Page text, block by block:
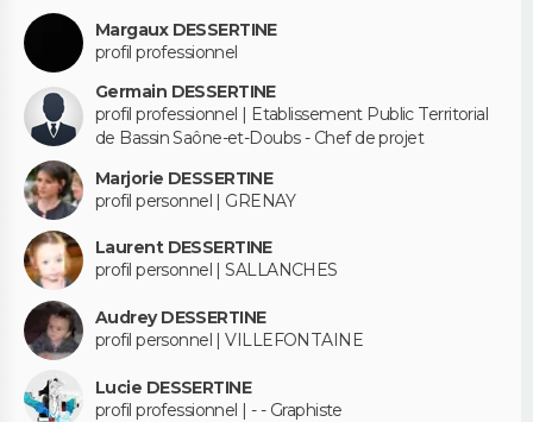
Margaux DESSERTINE
profil professionnel
Germain DESSERTINE
profil professionnel | Etablissement Public Territorial
de Bassin Saône-et-Doubs - Chef de projet
Marjorie DESSERTINE
profil personnel | GRENAY
Laurent DESSERTINE
profil personnel | SALLANCHES
Audrey DESSERTINE
profil personnel | VILLEFONTAINE
Lucie DESSERTINE
profil professionnel | - - Graphiste